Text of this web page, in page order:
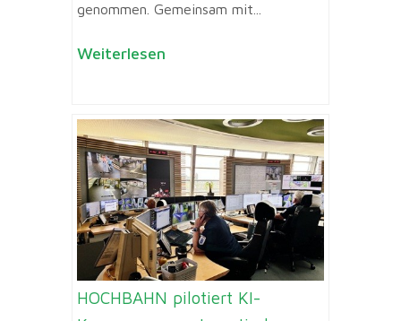
genommen. Gemeinsam mit...
Weiterlesen
HOCHBAHN pilotiert KI-